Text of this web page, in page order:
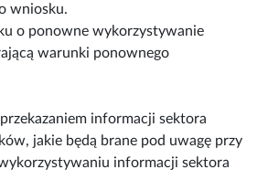
wniosku.
o ponowne wykorzystywanie
warunki ponownego
informacji sektora
jakie będą brane pod uwagę przy
informacji sektora